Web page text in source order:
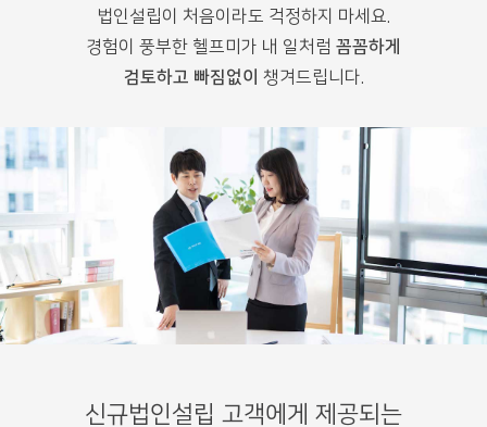
법인설립이 처음이라도 걱정하지 마세요.
경험이 풍부한 헬프미가 내 일처럼 꼼꼼하게
검토하고 빠짐없이 챙겨드립니다.
신규법인설립 고객에게 제공되는